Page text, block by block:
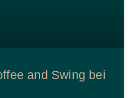
and Swing bei